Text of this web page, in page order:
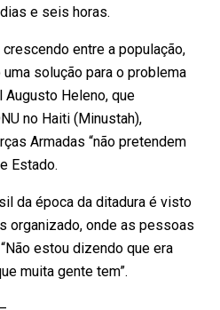
e seis horas.
entre a população,
solução para o problema
Augusto Heleno, que
no Haiti (Minustah),
Armadas “não pretendem
Estado.
da época da ditadura é visto
organizado, onde as pessoas
estou dizendo que era
muita gente tem”.